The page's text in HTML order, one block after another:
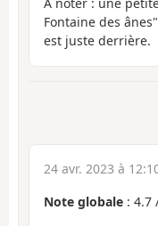
A noter : une
Fontaine des
est juste derrière.
24 avr. 2023 à
Note globale : 4.7